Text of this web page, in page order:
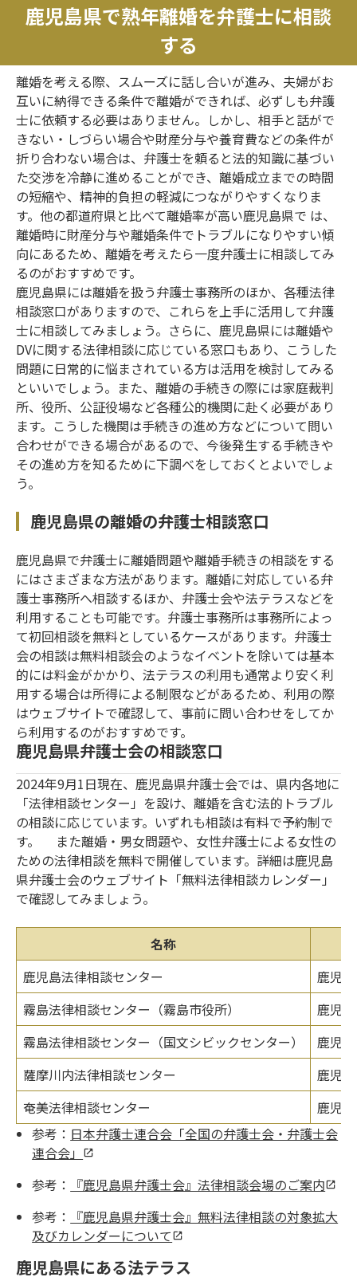
鹿児島県で熟年離婚を弁護士に相談
する
離婚を考える際、スムーズに話し合いが進み、夫婦がお
互いに納得できる条件で離婚ができれば、必ずしも弁護
士に依頼する必要はありません。しかし、相手と話がで
きない・しづらい場合や財産分与や養育費などの条件が
折り合わない場合は、弁護士を頼ると法的知識に基づい
た交渉を冷静に進めることができ、離婚成立までの時間
の短縮や、精神的負担の軽減につながりやすくなりま
す。他の都道府県と比べて離婚率が高い鹿児島県で は、
離婚時に財産分与や離婚条件でトラブルになりやすい傾
向にあるため、離婚を考えたら一度弁護士に相談してみ
るのがおすすめです。
鹿児島県には離婚を扱う弁護士事務所のほか、各種法律
相談窓口がありますので、これらを上手に活用して弁護
士に相談してみましょう。さらに、鹿児島県には離婚や
DVに関する法律相談に応じている窓口もあり、こうした
問題に日常的に悩まされている方は活用を検討してみる
といいでしょう。また、離婚の手続きの際には家庭裁判
所、役所、公証役場など各種公的機関に赴く必要があり
ます。こうした機関は手続きの進め方などについて問い
合わせができる場合があるので、今後発生する手続きや
その進め方を知るために下調べをしておくとよいでしょ
う。
鹿児島県の離婚の弁護士相談窓口
鹿児島県で弁護士に離婚問題や離婚手続きの相談をする
にはさまざまな方法があります。離婚に対応している弁
護士事務所へ相談するほか、弁護士会や法テラスなどを
利用することも可能です。弁護士事務所は事務所によっ
て初回相談を無料としているケースがあります。弁護士
会の相談は無料相談会のようなイベントを除いては基本
的には料金がかかり、法テラスの利用も通常より安く利
用する場合は所得による制限などがあるため、利用の際
はウェブサイトで確認して、事前に問い合わせをしてか
ら利用するのがおすすめです。
鹿児島県弁護士会の相談窓口
2024年9月1日現在、鹿児島県弁護士会では、県内各地に
「法律相談センター」を設け、離婚を含む法的トラブル
の相談に応じています。いずれも相談は有料で予約制で
す。 また離婚・男女問題や、女性弁護士による女性の
ための法律相談を無料で開催しています。詳細は鹿児島
県弁護士会のウェブサイト「無料法律相談カレンダー」
で確認してみましょう。
名称
鹿児島法律相談センター
鹿児
霧島法律相談センター（霧島市役所）
鹿児
霧島法律相談センター（国文シビックセンター）
鹿児
薩摩川内法律相談センター
鹿児
奄美法律相談センター
鹿児
参考： 日本弁護士連合会「全国の弁護士会・弁護士会
連合会」
参考：
『鹿児島県弁護士会』法律相談会場のご案内
参考：
『鹿児島県弁護士会』無料法律相談の対象拡大
及びカレンダーについて
鹿児島県にある法テラス